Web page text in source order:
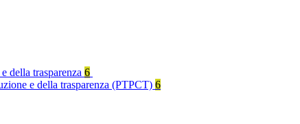
della trasparenza 6
e della trasparenza (PTPCT) 6